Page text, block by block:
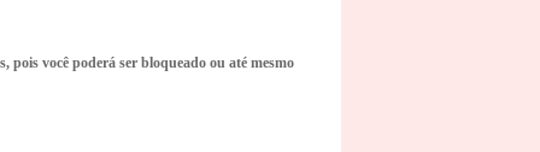
pois você poderá ser bloqueado ou até mesmo